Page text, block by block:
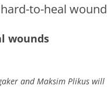
to-heal
wounds
and Maksim Plikus